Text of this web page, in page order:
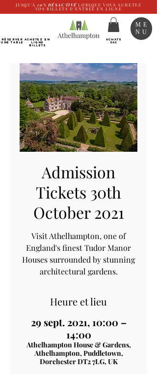
JUSQU'À 10% DÉSACTIVÉ LORSQUE VOUS ACHETEZ
VOS BILLETS D'ENTRÉE EN LIGNE
RÉSERVER
UNE TABLE
Achetez EN
LIGNE
Billets
ACHATS
SAC
ME
NU
Admission
Tickets 30th
October 2021
Visit Athelhampton, one of
England's finest Tudor Manor
Houses surrounded by stunning
architectural gardens.
Heure et lieu
29 sept. 2021, 10:00 –
14:00
Athelhampton House & Gardens,
Athelhampton, Puddletown,
Dorchester DT2 7LG, UK